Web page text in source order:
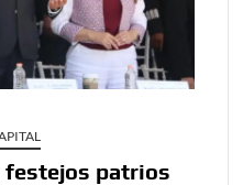
festejos patrios